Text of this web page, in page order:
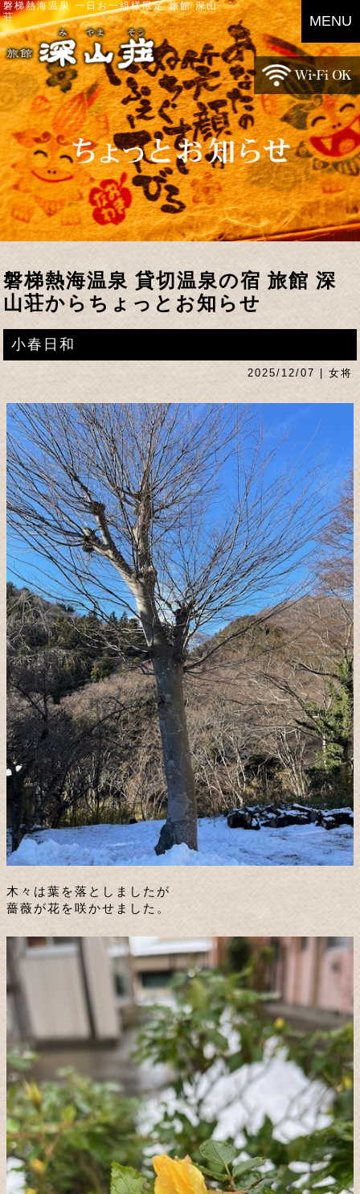
磐梯熱海温泉 一日お一組様限定 旅館 深山
荘
磐梯熱海温泉 貸切温泉の宿 旅館 深
山荘からちょっとお知らせ
小春日和
2025/12/07 | 女将
木々は葉を落としましたが
薔薇が花を咲かせました。
MENU